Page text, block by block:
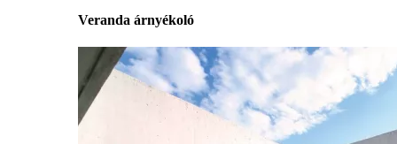
Veranda árnyékoló